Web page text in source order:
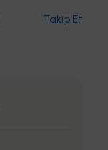
Takip Et
fonksiyonel
gözbebeği